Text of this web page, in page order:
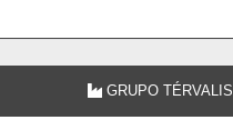
GRUPO TÉRVALIS